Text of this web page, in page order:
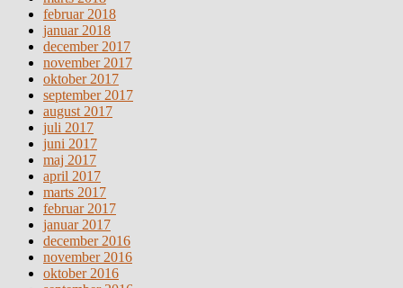
februar 2018
januar 2018
december 2017
november 2017
oktober 2017
september 2017
august 2017
juli 2017
juni 2017
maj 2017
april 2017
marts 2017
februar 2017
januar 2017
december 2016
november 2016
oktober 2016